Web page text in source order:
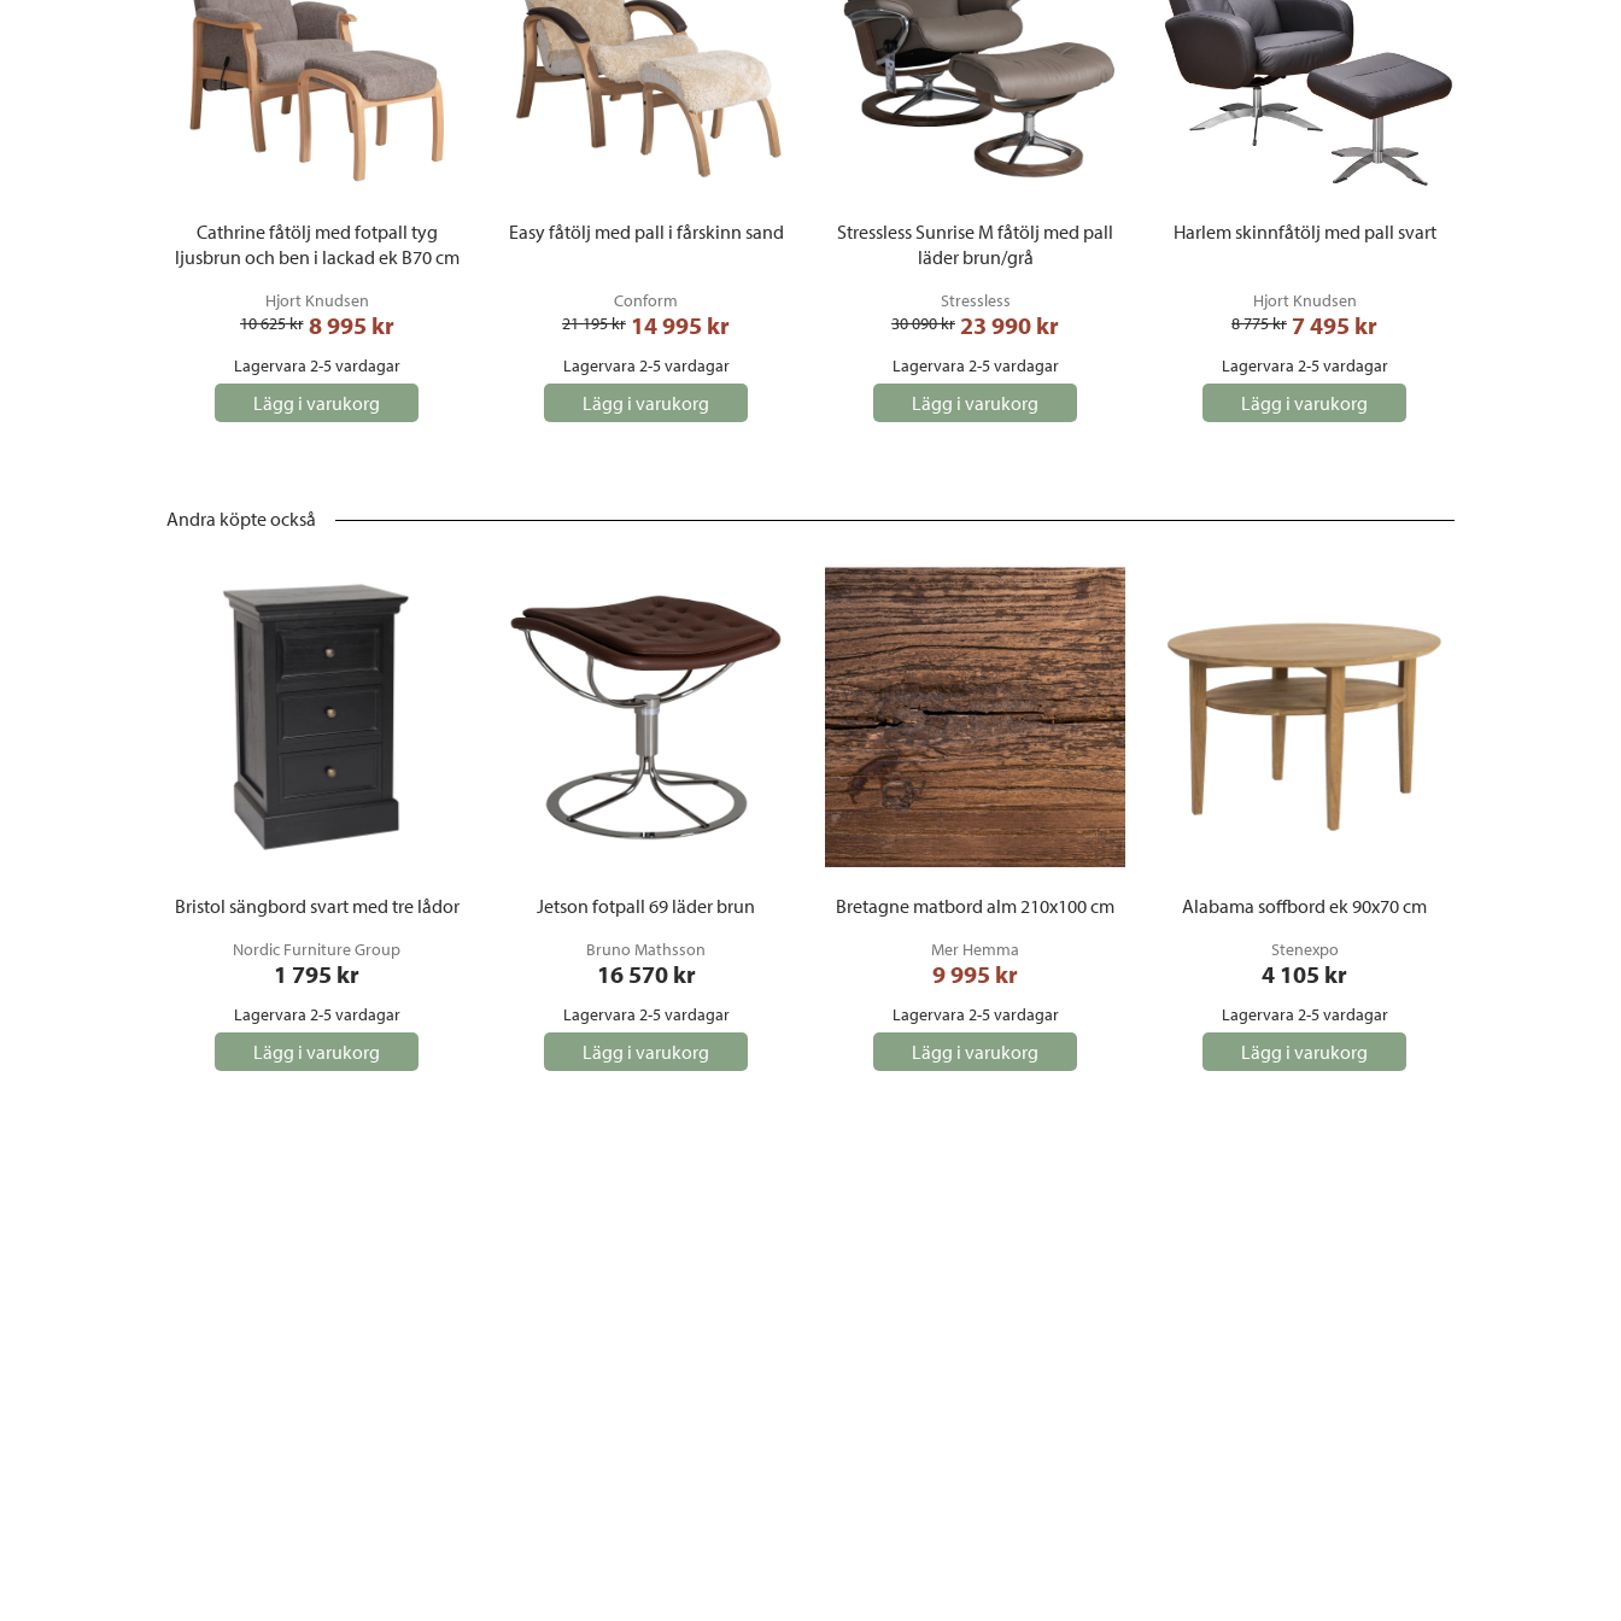
Cathrine fåtölj med fotpall tyg
ljusbrun och ben i lackad ek B70 cm
Hjort Knudsen
10 625 kr 8 995 kr
Lagervara 2-5 vardagar
Lägg i varukorg
Easy fåtölj med pall i fårskinn sand
Conform
21 195 kr 14 995 kr
Lagervara 2-5 vardagar
Lägg i varukorg
Stressless Sunrise M fåtölj med pall
läder brun/grå
Stressless
30 090 kr 23 990 kr
Lagervara 2-5 vardagar
Lägg i varukorg
Harlem skinnfåtölj med pall svart
Hjort Knudsen
8 775 kr 7 495 kr
Lagervara 2-5 vardagar
Lägg i varukorg
Andra köpte också
Bristol sängbord svart med tre lådor
Nordic Furniture Group
1 795 kr
Lagervara 2-5 vardagar
Lägg i varukorg
Jetson fotpall 69 läder brun
Bruno Mathsson
16 570 kr
Lagervara 2-5 vardagar
Lägg i varukorg
Bretagne matbord alm 210x100 cm
Mer Hemma
9 995 kr
Lagervara 2-5 vardagar
Lägg i varukorg
Alabama soffbord ek 90x70 cm
Stenexpo
4 105 kr
Lagervara 2-5 vardagar
Lägg i varukorg